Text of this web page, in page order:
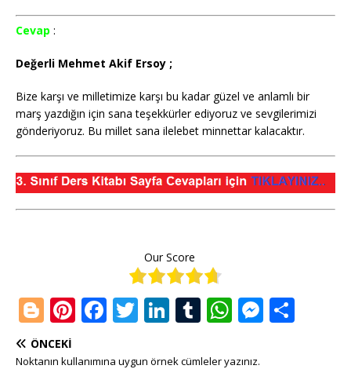
Cevap :
Değerli Mehmet Akif Ersoy ;
Bize karşı ve milletimize karşı bu kadar güzel ve anlamlı bir
marş yazdığın için sana teşekkürler ediyoruz ve sevgilerimizi
gönderiyoruz. Bu millet sana ilelebet minnettar kalacaktır.
Our Score
Bl
o
g
Pi
te
F
c
T
it
Li
k
T
m
W
at
M
ÖNCEKI
Noktanın kullanımına uygun örnek cümleler yazınız.